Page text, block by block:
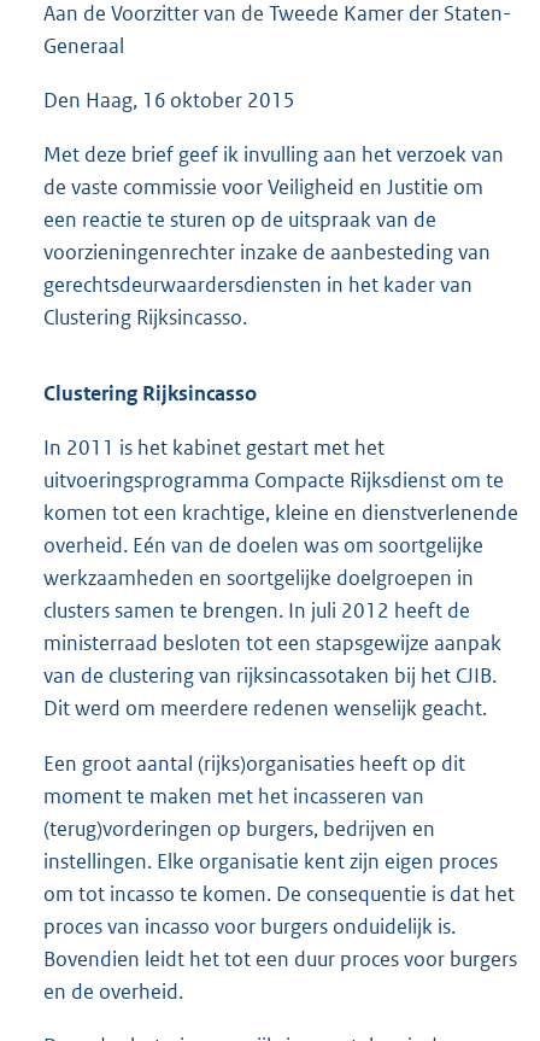
9
Aan de Voorzitter van de Tweede Kamer der Staten-
Generaal
Den Haag, 16 oktober 2015
Met deze brief geef ik invulling aan het verzoek van
de vaste commissie voor Veiligheid en Justitie om
een reactie te sturen op de uitspraak van de
voorzieningenrechter inzake de aanbesteding van
gerechtsdeurwaardersdiensten in het kader van
Clustering Rijksincasso.
Clustering Rijksincasso
In 2011 is het kabinet gestart met het
uitvoeringsprogramma Compacte Rijksdienst om te
komen tot een krachtige, kleine en dienstverlenende
overheid. Eén van de doelen was om soortgelijke
werkzaamheden en soortgelijke doelgroepen in
clusters samen te brengen. In juli 2012 heeft de
ministerraad besloten tot een stapsgewijze aanpak
van de clustering van rijksincassotaken bij het CJIB.
Dit werd om meerdere redenen wenselijk geacht.
Een groot aantal (rijks)organisaties heeft op dit
moment te maken met het incasseren van
(terug)vorderingen op burgers, bedrijven en
instellingen. Elke organisatie kent zijn eigen proces
om tot incasso te komen. De consequentie is dat het
proces van incasso voor burgers onduidelijk is.
Bovendien leidt het tot een duur proces voor burgers
en de overheid.